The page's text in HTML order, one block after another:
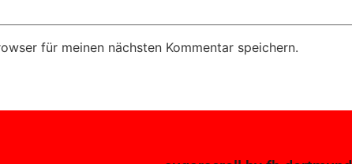
für meinen nächsten Kommentar speichern.